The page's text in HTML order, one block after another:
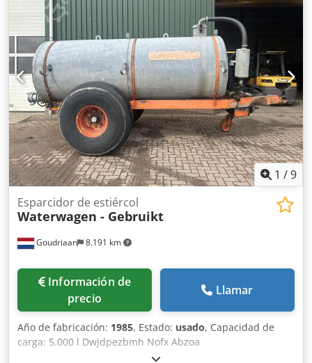
1 /9
Goudriaan 8.191 km
Esparcidor de estiércol
Waterwagen - Gebruikt
Información de
precio
Llamar
Año de fabricación: 1985, Estado: usado, Capacidad de
carga: 5.000 l Dwjdpezbmh Nofx Abzoa